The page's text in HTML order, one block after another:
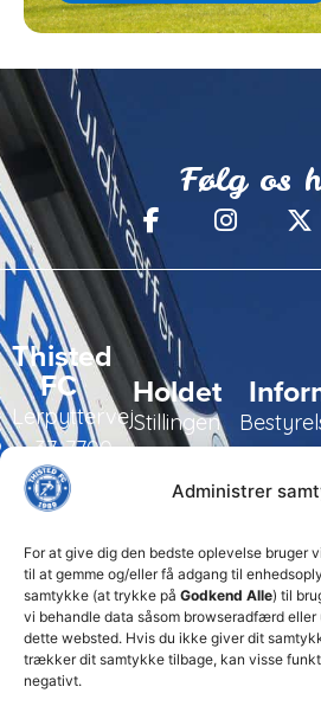
Administrer
For at give dig den bedste oplevelse bruger
til at gemme og/eller få adgang til
samtykke (at trykke på Godkend Alle) til
vi behandle data såsom browseradfærd
dette websted. Hvis du ikke giver dit
trækker dit samtykke tilbage, kan visse
negativt.
Følg os
Thisted
FC
Lerpyttervej
37, 7700
Thisted
99 19
19
Holdet
Stillingen
Trænerteamet
Club